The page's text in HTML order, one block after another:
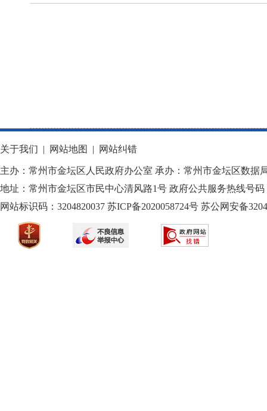
关于我们 | 网站地图 | 网站纠错
主办：常州市金坛区人民政府办公室 承办：常州市金坛区数据
地址：常州市金坛区市民中心清风路1号 政府公共服务热线号码
网站标识码：3204820037 苏ICP备2020058724号 苏公网安备